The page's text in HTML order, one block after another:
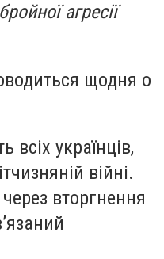
агресії
щодня о
українців,
війні.
вторгнення